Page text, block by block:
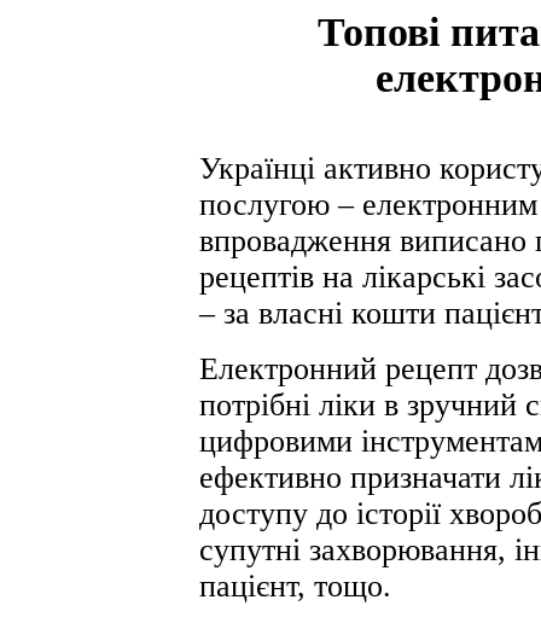
Топові
Українці активно
послугою –
впровадження
рецептів на лікарські
– за власні кошти
Електронний рецепт
потрібні ліки в
цифровими
ефективно призначати
доступу до історії
супутні захворювання,
пацієнт, тощо.